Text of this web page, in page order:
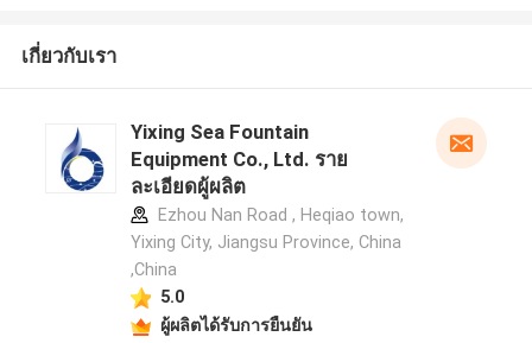
เกี่ยวกับเรา
Yixing Sea Fountain
Equipment Co., Ltd. ราย
ละเอียดผู้ผลิต
Ezhou Nan Road , Heqiao town,
Yixing City, Jiangsu Province, China
,China
5.0
ผู้ผลิตได้รับการยืนยัน